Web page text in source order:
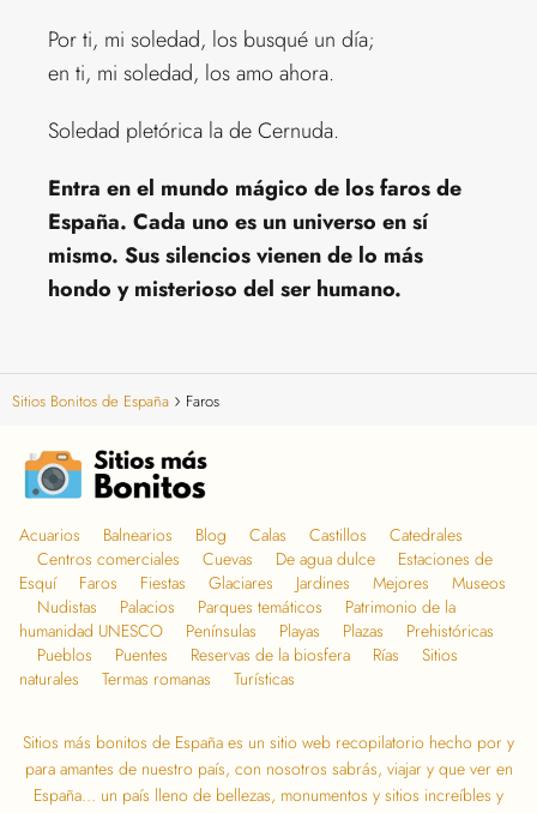
Por ti, mi soledad, los busqué un día;
en ti, mi soledad, los amo ahora.
Soledad pletórica la de Cernuda.
Entra en el mundo mágico de los faros de
España. Cada uno es un universo en sí
mismo. Sus silencios vienen de lo más
hondo y misterioso del ser humano.
Sitios Bonitos de España Faros
Acuarios Balnearios Blog Calas Castillos
Catedrales
Centros comerciales
Cuevas De agua dulce
Estaciones de
Esquí
Faros Fiestas Glaciares Jardines Mejores
Museos
Nudistas
Palacios Parques temáticos
Patrimonio de la
humanidad UNESCO
Penínsulas Playas Plazas
Prehistóricas
Pueblos
Puentes Reservas de la biosfera Rías
Sitios
naturales
Termas romanas Turísticas
Sitios más bonitos de España es un sitio web recopilatorio hecho por y
para amantes de nuestro país, con nosotros sabrás, viajar y que ver en
España… un país lleno de bellezas, monumentos y sitios increíbles y